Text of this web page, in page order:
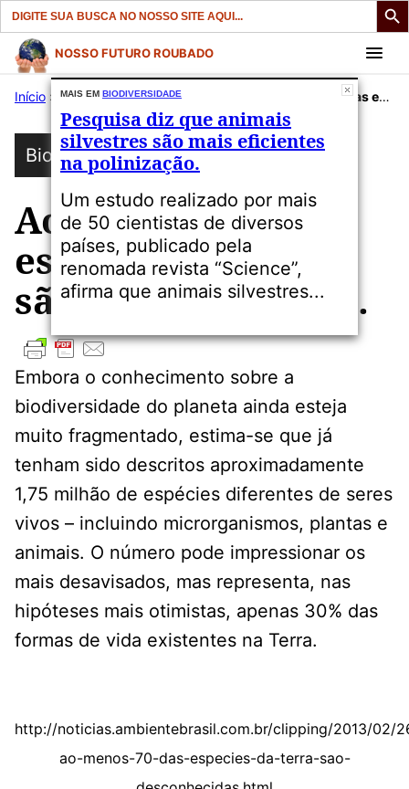
Search
for:
Pular
para
conteúdo
NOSSO FUTURO ROUBADO
Início » Publicações»Biodiversidade Ao menos 70% das espécies da Terra são desconhecidas.
Biodiversidade
Ao menos 70% das
espécies da Terra
são desconhecidas.
Embora o conhecimento sobre a
biodiversidade do planeta ainda esteja
muito fragmentado, estima-se que já
tenham sido descritos aproximadamente
1,75 milhão de espécies diferentes de seres
vivos – incluindo microrganismos, plantas e
animais. O número pode impressionar os
mais desavisados, mas representa, nas
hipóteses mais otimistas, apenas 30% das
formas de vida existentes na Terra.
http://noticias.ambientebrasil.com.br/clipping/2013/02/
ao-menos-70-das-especies-da-terra-sao-
MAIS EM BIODIVERSIDADE
Pesquisa diz que animais
silvestres são mais eficientes
na polinização.
Um estudo realizado por mais
de 50 cientistas de diversos
países, publicado pela
renomada revista “Science”,
afirma que animais silvestres...